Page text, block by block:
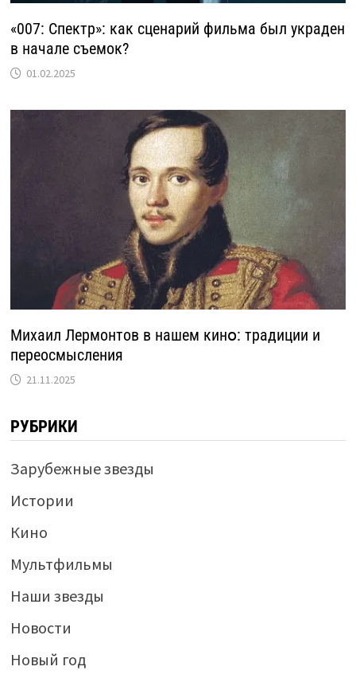
«007: Спектр»: как сценарий фильма был украден
в начале съемок?
01.02.2025
Михаил Лермонтов в нашем кинօ: традиции и
переосмысления
21.11.2025
РУБРИКИ
Зарубежные звезды
Истории
Кино
Мультфильмы
Наши звезды
Новости
Новый год